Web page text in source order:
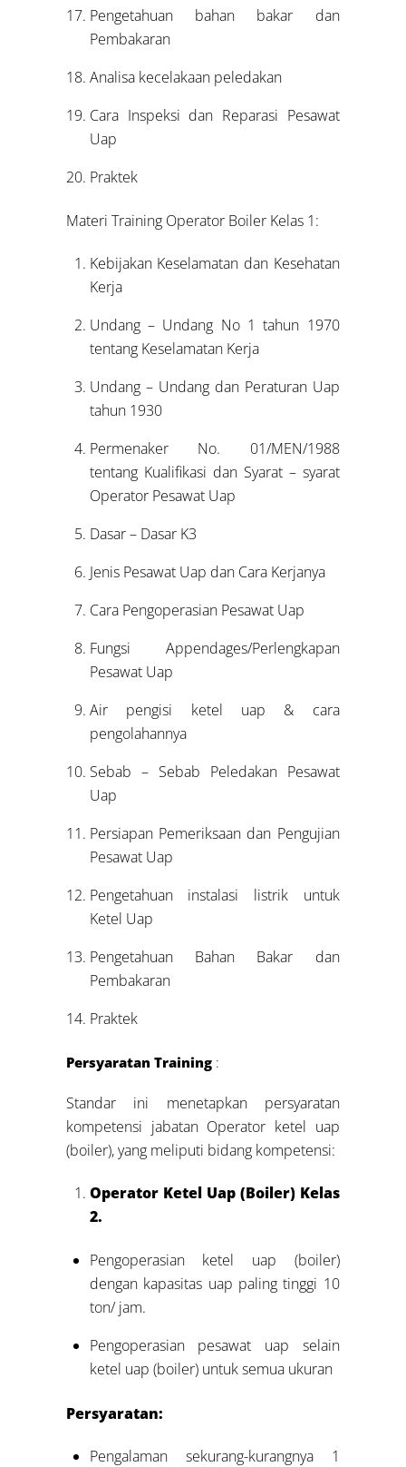
Pengetahuan bahan bakar dan
Pembakaran
Analisa kecelakaan peledakan
Cara Inspeksi dan Reparasi Pesawat
Uap
Praktek
Materi Training Operator Boiler Kelas 1:
Kebijakan Keselamatan dan Kesehatan
Kerja
Undang – Undang No 1 tahun 1970
tentang Keselamatan Kerja
Undang – Undang dan Peraturan Uap
tahun 1930
Permenaker No. 01/MEN/1988
tentang Kualifikasi dan Syarat – syarat
Operator Pesawat Uap
Dasar – Dasar K3
Jenis Pesawat Uap dan Cara Kerjanya
Cara Pengoperasian Pesawat Uap
Fungsi Appendages/Perlengkapan
Pesawat Uap
Air pengisi ketel uap & cara
pengolahannya
Sebab – Sebab Peledakan Pesawat
Uap
Persiapan Pemeriksaan dan Pengujian
Pesawat Uap
Pengetahuan instalasi listrik untuk
Ketel Uap
Pengetahuan Bahan Bakar dan
Pembakaran
Praktek
Persyaratan Training :
Standar ini menetapkan persyaratan
kompetensi jabatan Operator ketel uap
(boiler), yang meliputi bidang kompetensi:
Operator Ketel Uap (Boiler) Kelas
2.
Pengoperasian ketel uap (boiler)
dengan kapasitas uap paling tinggi 10
ton/ jam.
Pengoperasian pesawat uap selain
ketel uap (boiler) untuk semua ukuran
Persyaratan:
Pengalaman sekurang-kurangnya 1